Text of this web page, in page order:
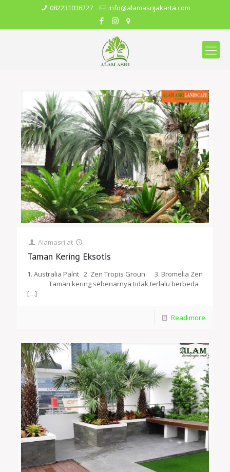
082231036227 info@alamasrijakarta.com
Alamasri at
Taman Kering Eksotis
1. Australia Palnt 2. Zen Tropis Groun 3. Bromelia Zen
Taman kering sebenarnya tidak terlalu berbeda
[…]
Read more